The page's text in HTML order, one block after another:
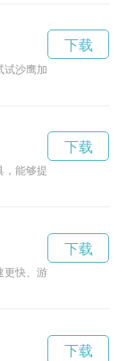
沙鹰加速器，提供稳
下载
能够提高网络速度、
下载
快、游戏更流畅。而
下载
下载